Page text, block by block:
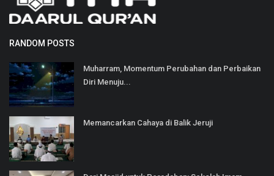
RANDOM POSTS
Muharram, Momentum Perubahan dan Perbaikan
Diri Menuju...
Memancarkan Cahaya di Balik Jeruji